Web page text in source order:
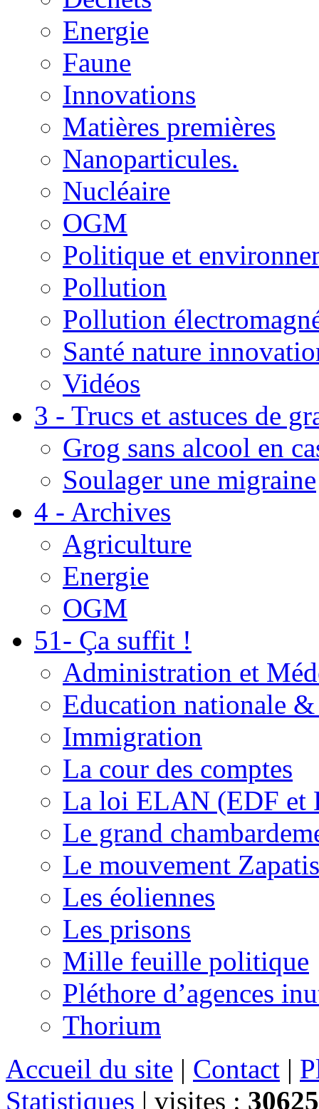
Energie
Faune
Innovations
Matières premières
Nanoparticules.
Nucléaire
OGM
Politique et
Pollution
Pollution
Santé nature
Vidéos
3 - Trucs et astuces de
Grog sans alcool en
Soulager une migraine
4 - Archives
Agriculture
Energie
OGM
51- Ça suffit !
Administration et
Education nationale
Immigration
La cour des comptes
La loi ELAN (EDF et
Le grand
Le mouvement
Les éoliennes
Les prisons
Mille feuille politique
Pléthore d’agences
Thorium
Accueil du site | Contact |
Statistiques | visites :